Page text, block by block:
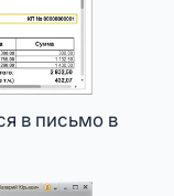
в письмо в